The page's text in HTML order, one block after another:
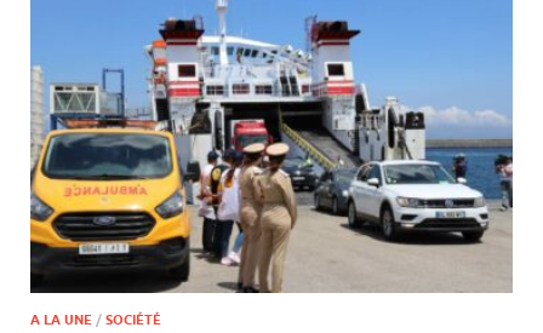
A LA UNE / SOCIÉTÉ